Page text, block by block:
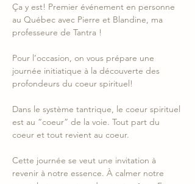
Ça y est! Premier événement en personne
au Québec avec Pierre et Blandine, ma
professeure de Tantra !
Pour l’occasion, on vous prépare une
journée initiatique à la découverte des
profondeurs du coeur spirituel!
Dans le système tantrique, le coeur spirituel
est au “coeur” de la voie. Tout part du
coeur et tout revient au coeur.
Cette journée se veut une invitation à
revenir à notre essence. À calmer notre